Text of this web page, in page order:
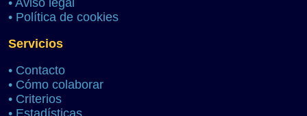
• Aviso legal
• Política de cookies
Servicios
• Contacto
• Cómo colaborar
• Criterios
• Estadísticas